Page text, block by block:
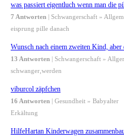
was passiert eigentluch wenn man die
7 Antworten | Schwangerschaft »
eisprung pille danach
Wunsch nach einem zweiten Kind, aber
13 Antworten | Schwangerschaft »
schwanger,werden
viburcol zäpfchen
16 Antworten | Gesundheit » Babyalter
Erkältung
HilfeHartan Kinderwagen